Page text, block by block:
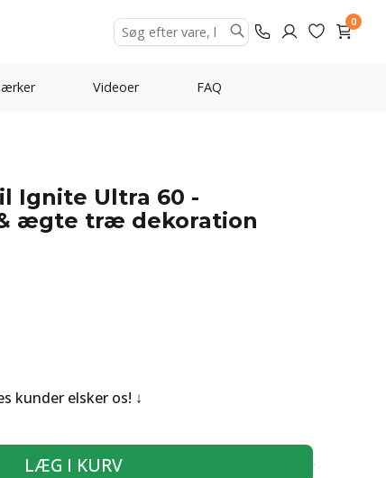
0
Videoer FAQ
Ignite Ultra 60 -
ægte træ dekoration
kunder elsker os!
LÆG I KURV